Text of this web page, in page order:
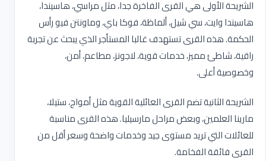
الشريحة الأولى هي القرى الفاخرة جدا، مثل مراسي، هاسيندا،
هاسيندا وايت، سي شيل، ألماظة، فوكا باي، وماونتن فيو رأس
الحكمة. هذه القرى تستهدف غالبا المستأجر الذي يبحث عن تجربة
راقية، شاطئ مميز، خدمات قوية، لاجونز، مطاعم، أمن،
وخصوصية أعلى.
الشريحة الثانية تضم القرى العائلية القوية مثل أمواج، ستيلا،
مارينا العلمين، وبعض مراحل مارسيليا. هذه القرى مناسبة
للعائلات التي تريد مستوى جيد وخدمات واضحة وسعر أقل من
القرى فائقة الفخامة.